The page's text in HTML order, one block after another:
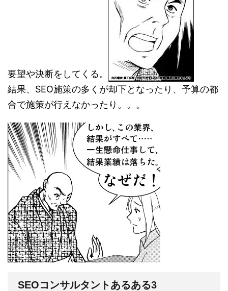
要望や決断をしてくる。
結果、SEO施策の多くが却下となったり、予算の都
合で施策が行えなかったり。。。
SEOコンサルタントあるある3